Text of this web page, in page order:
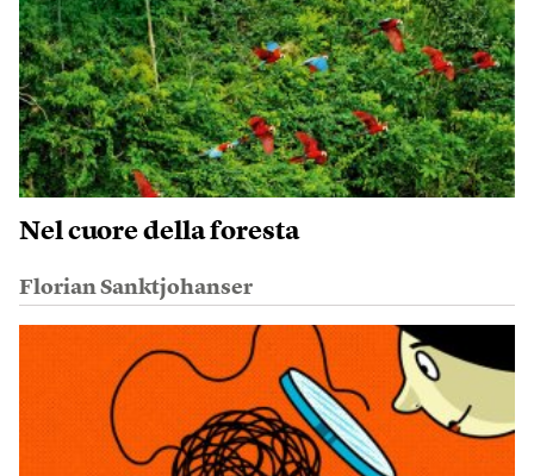
Nel cuore della foresta
Florian Sanktjohanser